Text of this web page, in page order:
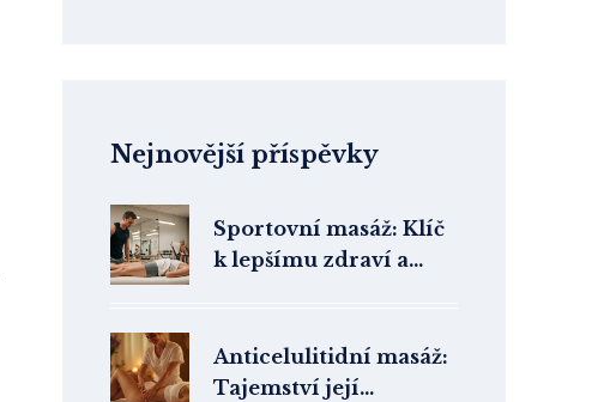
Nejnovější příspěvky
Sportovní masáž: Klíč
k lepšímu zdraví a
Anticelulitidní masáž:
Tajemství její